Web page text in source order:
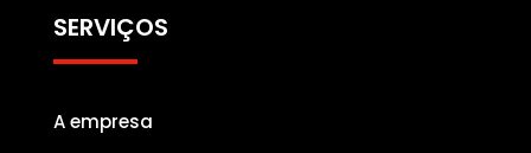
SERVIÇOS
A empresa